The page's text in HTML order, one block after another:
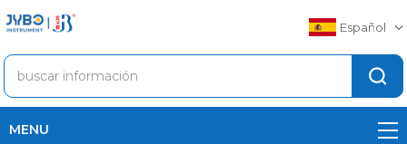
Español
MENU